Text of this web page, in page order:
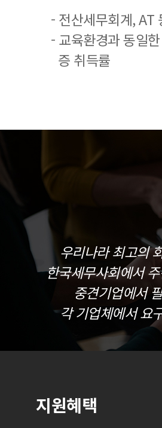
- 전산세무회계, AT
- 교육환경과 동일
증 취득률
우리나라 최고의
한국세무사회에서
중견기업에서
각 기업체에서 요
지원혜택